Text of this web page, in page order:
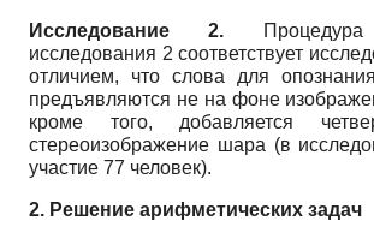
Исследование 2. Процедура
исследования 2 соответствует
отличием, что слова для
предъявляются не на фоне
кроме того, добавляется
стереоизображение шара (в
участие 77 человек).
2. Решение арифметических задач